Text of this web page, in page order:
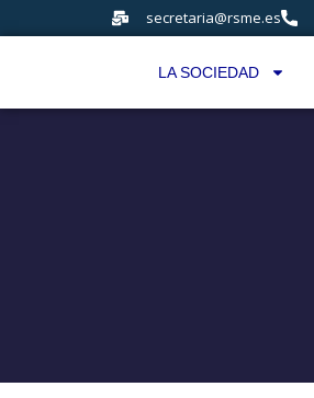
secretaria@rsme.es
LA SOCIEDAD